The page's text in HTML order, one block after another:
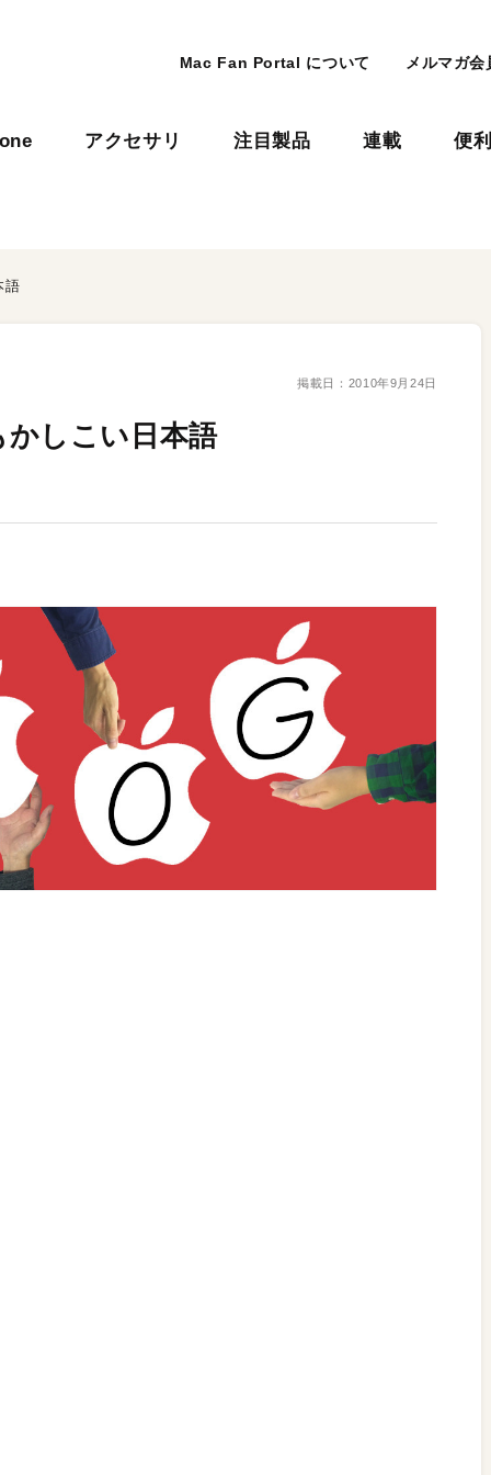
Mac Fan Portal について メルマガ会
アクセサリ 注目製品 連載 便
語
掲載日： 2010年9月24日
しこい日本語